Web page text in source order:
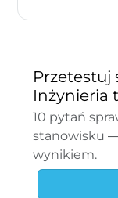
Przetestuj
Inżynieria
10 pytań
stanowisku
wynikiem.